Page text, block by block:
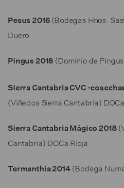
Pesus 2016(Bodegas Hnos.
Duero
Pingus 2018 (Dominio de
Sierra Cantabria CVC -
(Viñedos Sierra Cantabria)
Sierra Cantabria Mágico 2018
Cantabria) DOCa Rioja
Termanthia 2014(Bodega